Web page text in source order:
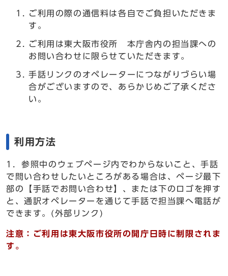
ご利用の際の通信料は各自でご負担いただきま
す。
ご利用は東大阪市役所 本庁舎内の担当課への
お問い合わせに限らせていただきます。
手話リンクのオペレーターにつながりづらい場
合がございますので、あらかじめご了承くださ
い。
利用方法
1．参照中のウェブページ内でわからないこと、手話
で問い合わせしたいところがある場合は、ページ最下
部の【手話でお問い合わせ】、または下のロゴを押す
と、通訳オペレーターを通じて手話で担当課へ電話が
できます。(外部リンク)
注意：ご利用は東大阪市役所の開庁日時に制限されま
す。